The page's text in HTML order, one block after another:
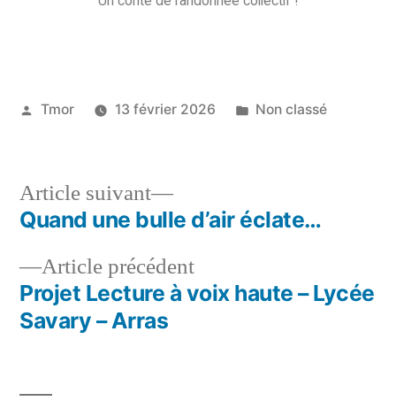
Tmor 13 février 2026 Non classé
Article précédent
Projet Lecture à voix haute – Lycée
Savary – Arras
Article suivant
Quand une bulle d’air éclate…